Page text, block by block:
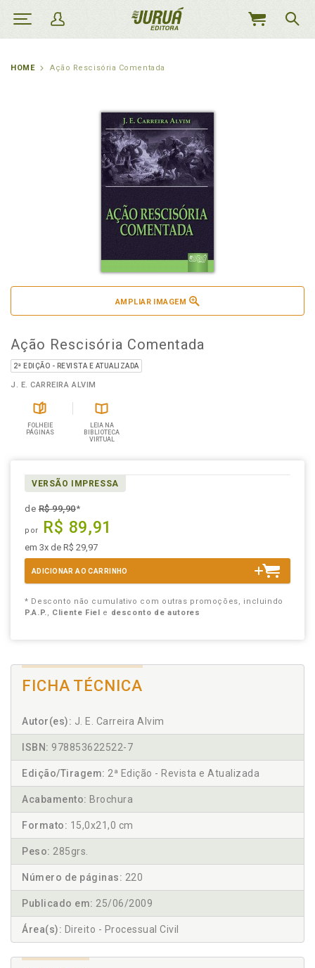
MEU
HOME Ação Rescisória Comentada
AMPLIAR IMAGEM
Ação Rescisória Comentada
2ª EDIÇÃO - REVISTA E ATUALIZADA
J. E. CARREIRA ALVIM
FOLHEIE
PÁGINAS
LEIA NA
BIBLIOTECA
VIRTUAL
VERSÃO IMPRESSA
deR$ 99,90*
por R$ 89,91
em 3x de R$ 29,97
ADICIONAR AO CARRINHO
* Desconto não cumulativo com outras promoções, incluindo
P.A.P., Cliente Fiel e desconto de autores
FICHA TÉCNICA
Autor(es): J. E. Carreira Alvim
ISBN: 978853622522-7
Edição/Tiragem: 2ª Edição - Revista e Atualizada
Acabamento: Brochura
Formato: 15,0x21,0 cm
Peso: 285grs.
Número de páginas: 220
Publicado em: 25/06/2009
Área(s): Direito - Processual Civil